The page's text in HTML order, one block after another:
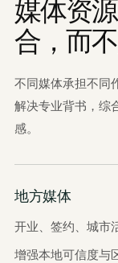
媒体资
合，而
不同媒体承担不同
解决专业背书，综
感。
地方媒体
开业、签约、城市
增强本地可信度与